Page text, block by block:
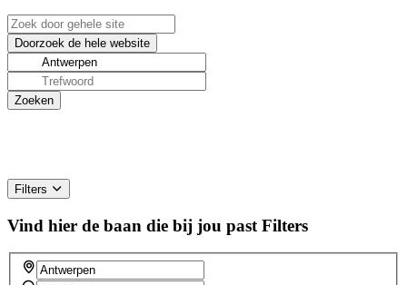
Filters
Vind hier de baan die bij jou past Filters